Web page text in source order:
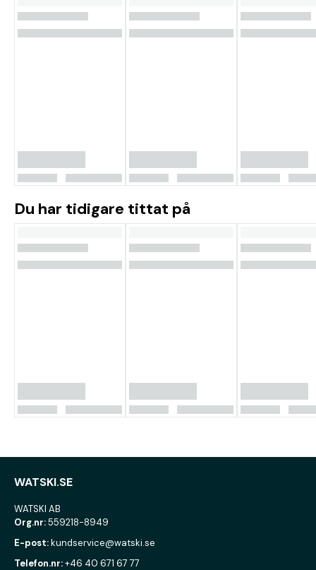
Du har tidigare tittat på
WATSKI.SE
WATSKI AB
Org.nr:559218-8949
E-post:kundservice@watski.se
Telefon.nr:+46 40 671 67 77